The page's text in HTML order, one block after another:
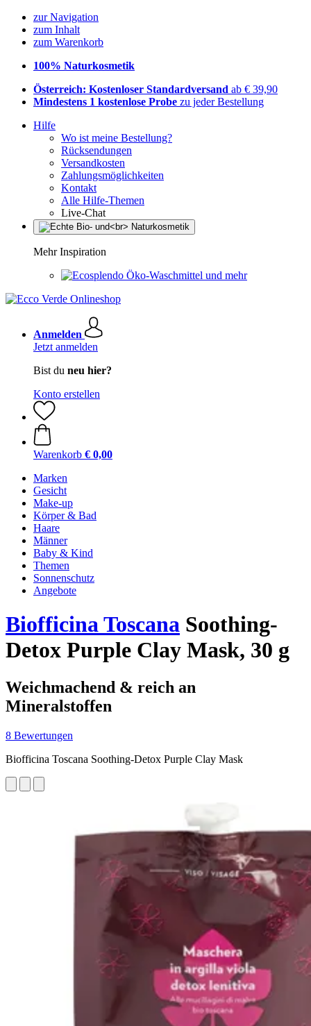
zur Navigation
zum Inhalt
zum Warenkorb
100% Naturkosmetik
Österreich: Kostenloser Standardversand ab € 39,90
Mindestens 1 kostenlose Probe zu jeder Bestellung
Hilfe
Wo ist meine Bestellung?
Rücksendungen
Versandkosten
Zahlungsmöglichkeiten
Kontakt
Alle Hilfe-Themen
Live-Chat
Mehr Inspiration
Öko-Waschmittel und mehr
Anmelden
Jetzt anmelden
Bist du neu hier?
Konto erstellen
Warenkorb € 0,00
Marken
Gesicht
Make-up
Körper & Bad
Haare
Männer
Baby & Kind
Themen
Sonnenschutz
Angebote
Biofficina Toscana Soothing-
Detox Purple Clay Mask, 30 g
Weichmachend & reich an
Mineralstoffen
8 Bewertungen
Biofficina Toscana Soothing-Detox Purple Clay Mask